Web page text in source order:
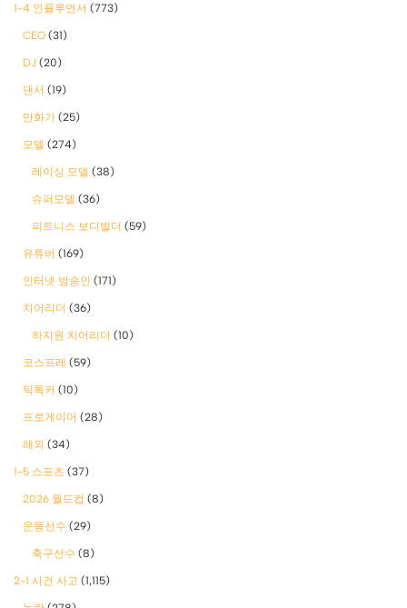
1-4 인플루언서 (773)
CEO (31)
DJ (20)
댄서 (19)
만화가 (25)
모델 (274)
레이싱 모델 (38)
슈퍼모델 (36)
피트니스 보디빌더 (59)
유튜버 (169)
인터넷 방송인 (171)
치어리더 (36)
하지원 치어리더 (10)
코스프레 (59)
틱톡커 (10)
프로게이머 (28)
해외 (34)
1-5 스포츠 (37)
2026 월드컵 (8)
운동선수 (29)
축구선수 (8)
2-1 사건 사고 (1,115)